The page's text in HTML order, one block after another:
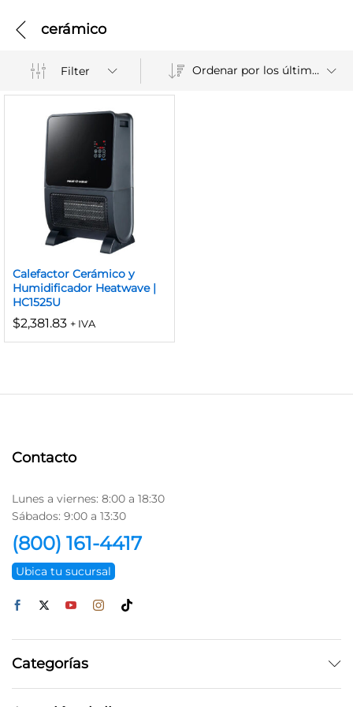
cerámico
Filter Ordenar por los últimos
Calefactor Cerámico y
Humidificador Heatwave |
HC1525U
$2,381.83 + IVA
Contacto
Lunes a viernes: 8:00 a 18:30
Sábados: 9:00 a 13:30
(800) 161-4417
Ubica tu sucursal
Categorías